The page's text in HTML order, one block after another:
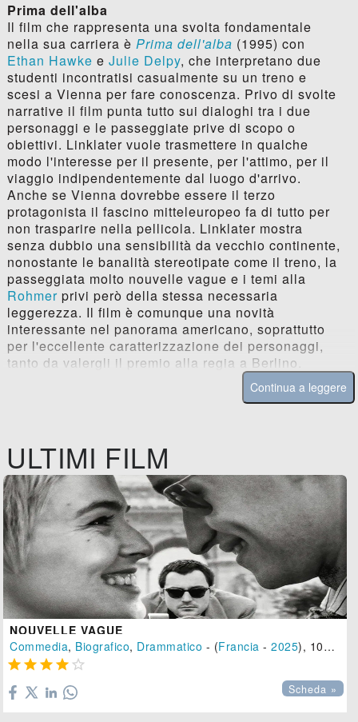
Prima dell'alba
Il film che rappresenta una svolta fondamentale
nella sua carriera è Prima dell'alba (1995) con
Ethan Hawke e Julie Delpy, che interpretano due
studenti incontratisi casualmente su un treno e
scesi a Vienna per fare conoscenza. Privo di svolte
narrative il film punta tutto sui dialoghi tra i due
personaggi e le passeggiate prive di scopo o
obiettivi. Linklater vuole trasmettere in qualche
modo l'interesse per il presente, per l'attimo, per il
viaggio indipendentemente dal luogo d'arrivo.
Anche se Vienna dovrebbe essere il terzo
protagonista il fascino mitteleuropeo fa di tutto per
non trasparire nella pellicola. Linklater mostra
senza dubbio una sensibilità da vecchio continente,
nonostante le banalità stereotipate come il treno, la
passeggiata molto nouvelle vague e i temi alla
Rohmerprivi però della stessa necessaria
leggerezza. Il film è comunque una novità
interessante nel panorama americano, soprattutto
per l'eccellente caratterizzazione dei personaggi,
tanto da valergli il premio alla regia a Berlino.
Continua a leggere
ULTIMI FILM
NOUVELLE VAGUE
Commedia, Biografico, Drammatico - (Francia -2025), 106 min.
    
Scheda »